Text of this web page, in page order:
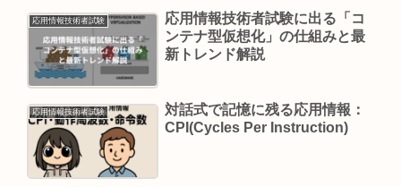
応用情報技術者試験
応用情報技術者試験に出る「コ
ンテナ型仮想化」の仕組みと最
新トレンド解説
応用情報技術者試験
対話式で記憶に残る応用情報：
CPI(Cycles Per Instruction)